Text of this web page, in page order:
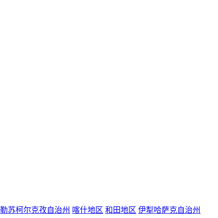
苏柯尔克孜自治州 喀什地区 和田地区 伊犁哈萨克自治州